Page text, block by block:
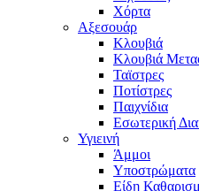
Χόρτα
Αξεσουάρ
Κλουβιά
Κλουβιά
Ταϊστρες
Ποτίστρες
Παιχνίδια
Εσωτερική
Υγιεινή
Άμμοι
Υποστρώματα
Είδη